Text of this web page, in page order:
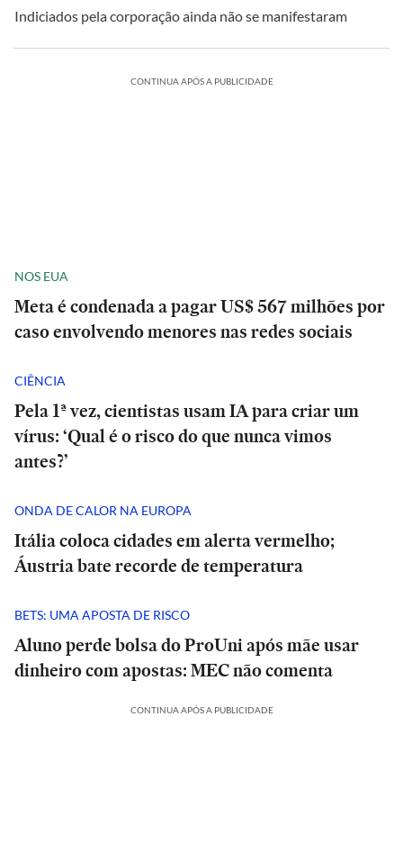
Indiciados pela corporação ainda não se manifestaram
CONTINUA APÓS A PUBLICIDADE
NOS EUA
Meta é condenada a pagar US$ 567 milhões por
caso envolvendo menores nas redes sociais
CIÊNCIA
Pela 1ª vez, cientistas usam IA para criar um
vírus: ‘Qual é o risco do que nunca vimos
antes?’
ONDA DE CALOR NA EUROPA
Itália coloca cidades em alerta vermelho;
Áustria bate recorde de temperatura
BETS: UMA APOSTA DE RISCO
Aluno perde bolsa do ProUni após mãe usar
dinheiro com apostas: MEC não comenta
CONTINUA APÓS A PUBLICIDADE